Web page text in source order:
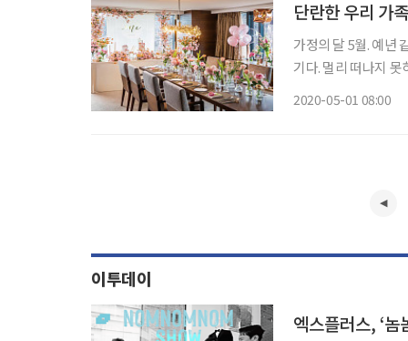
단란한 우리 가
가정의 달 5월. 예년
기다. 멀리 떠나지
2020-05-01 08:00
이투데이
엑스플러스, ‘